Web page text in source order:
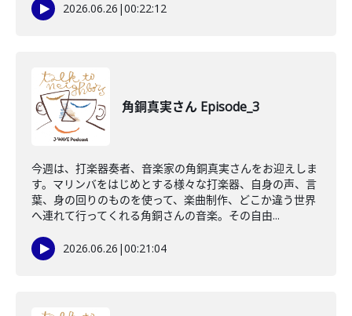
2026.06.26 |00:22:12
角銅真実さん Episode_3
今週は、打楽器奏者、音楽家の角銅真実さんをお迎えしま
す。マリンバをはじめとする様々な打楽器、自身の声、言
葉、身の回りのものを使って、楽曲制作、どこか違う世界
へ連れて行ってくれる角銅さんの音楽。その自由...
2026.06.26 |00:21:04